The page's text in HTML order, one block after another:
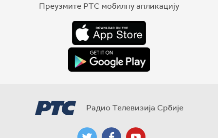
Преузмите РТС мобилну апликацију
Радио Телевизија Србије